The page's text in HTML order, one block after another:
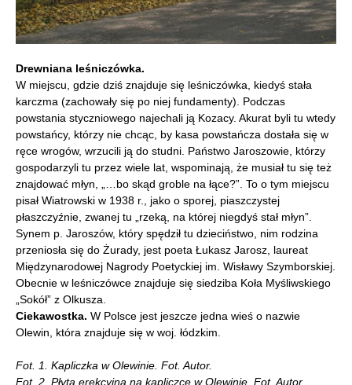
Drewniana leśniczówka.
W miejscu, gdzie dziś znajduje się leśniczówka, kiedyś stała
karczma (zachowały się po niej fundamenty). Podczas
powstania styczniowego najechali ją Kozacy. Akurat byli tu wtedy
powstańcy, którzy nie chcąc, by kasa powstańcza dostała się w
ręce wrogów, wrzucili ją do studni. Państwo Jaroszowie, którzy
gospodarzyli tu przez wiele lat, wspominają, że musiał tu się też
znajdować młyn, „…bo skąd groble na łące?”. To o tym miejscu
pisał Wiatrowski w 1938 r., jako o sporej, piaszczystej
płaszczyźnie, zwanej tu „rzeką, na której niegdyś stał młyn”.
Synem p. Jaroszów, który spędził tu dzieciństwo, nim rodzina
przeniosła się do Żurady, jest poeta Łukasz Jarosz, laureat
Międzynarodowej Nagrody Poetyckiej im. Wisławy Szymborskiej.
Obecnie w leśniczówce znajduje się siedziba Koła Myśliwskiego
„Sokół” z Olkusza.
Ciekawostka. W Polsce jest jeszcze jedna wieś o nazwie
Olewin, która znajduje się w woj. łódzkim.
Fot. 1. Kapliczka w Olewinie. Fot. Autor.
Fot. 2. Płyta erekcyjna na kapliczce w Olewinie. Fot. Autor.